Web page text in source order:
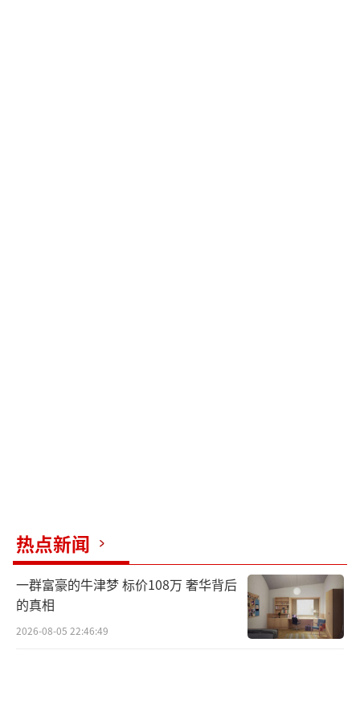
热点新闻
一群富豪的牛津梦 标价108万 奢华背后
的真相
2026-08-05 22:46:49